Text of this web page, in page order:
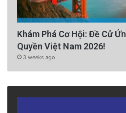
Khám Phá Cơ Hội: Đề Cử
Quyền Việt Nam 2026!
3 weeks ago